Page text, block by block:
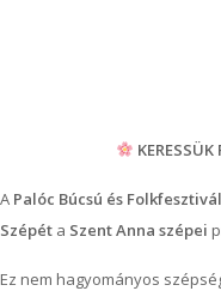
A Palóc Búcsú és
Szépét a Szent Anna szépei
Ez nem hagyományos